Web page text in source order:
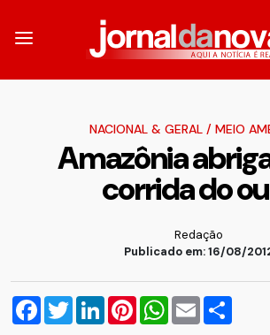
NACIONAL & GERAL / MEIO
Amazônia
corrida do
Redação
Publicado em: 16/08/
Facebook
TwitterLinkedInPinterestWhatsApp
Email